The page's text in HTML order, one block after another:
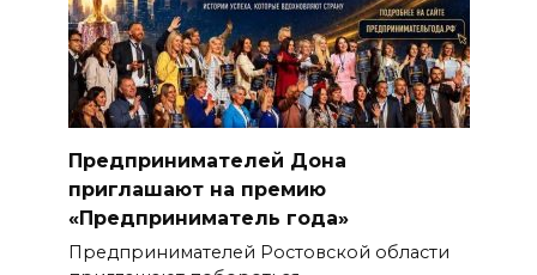
Предпринимателей Дона
приглашают на премию
«Предприниматель года»
Предпринимателей Ростовской области